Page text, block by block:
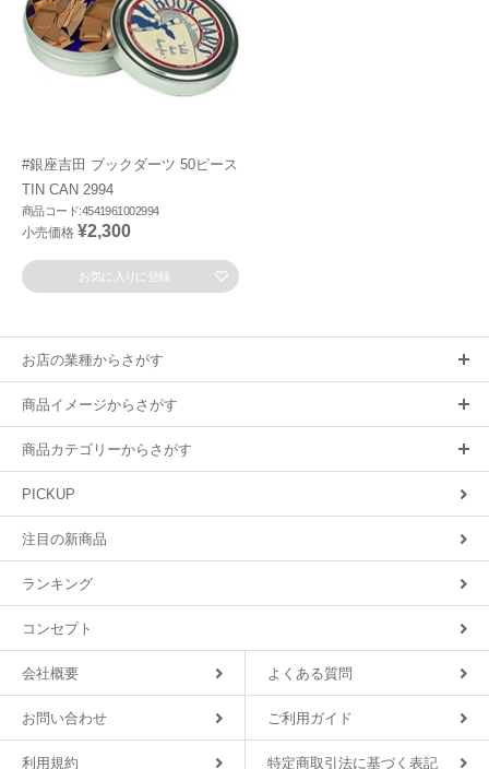
#銀座吉田 ブックダーツ 50ピース
TIN CAN 2994
商品コード:4541961002994
小売価格 ¥2,300
お気に入りに登録
お店の業種からさがす
商品イメージからさがす
商品カテゴリーからさがす
PICKUP
注目の新商品
ランキング
コンセプト
会社概要 よくある質問
お問い合わせ ご利用ガイド
利用規約 特定商取引法に基づく表記